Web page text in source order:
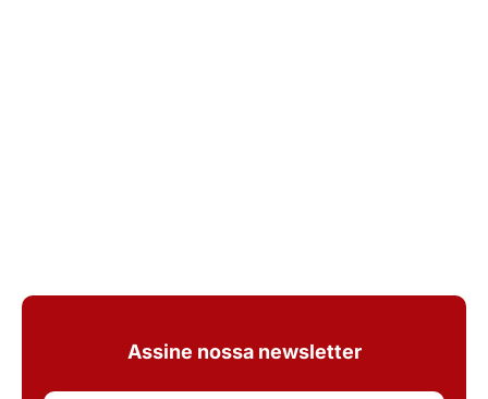
Assine nossa newsletter